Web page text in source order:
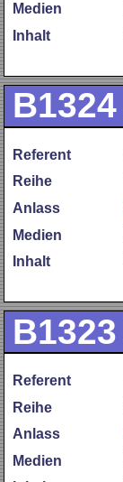
Medien
Inhalt
B1324
Referent
Reihe
Anlass
Medien
Inhalt
B1323
Referent
Reihe
Anlass
Medien